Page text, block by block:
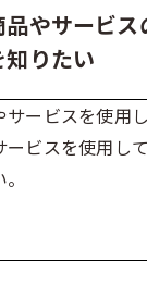
やサービ
りたい
ービスを使用
ービスを使用し